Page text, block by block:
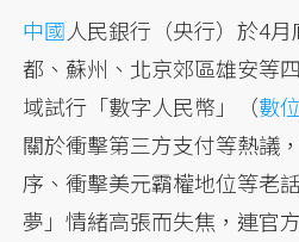
中國人民銀行（央行）於4
都、蘇州、北京郊區雄安等
域試行「數字人民幣」（數
關於衝擊第三方支付等熱議
序、衝擊美元霸權地位等老
夢」情緒高張而失焦，連官